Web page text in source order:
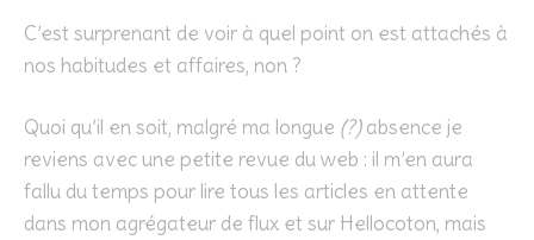
C’est surprenant de voir à quel point on est attachés à
nos habitudes et affaires, non ?
Quoi qu’il en soit, malgré ma longue (?)absence je
reviens avec une petite revue du web : il m’en aura
fallu du temps pour lire tous les articles en attente
dans mon agrégateur de flux et sur Hellocoton, mais